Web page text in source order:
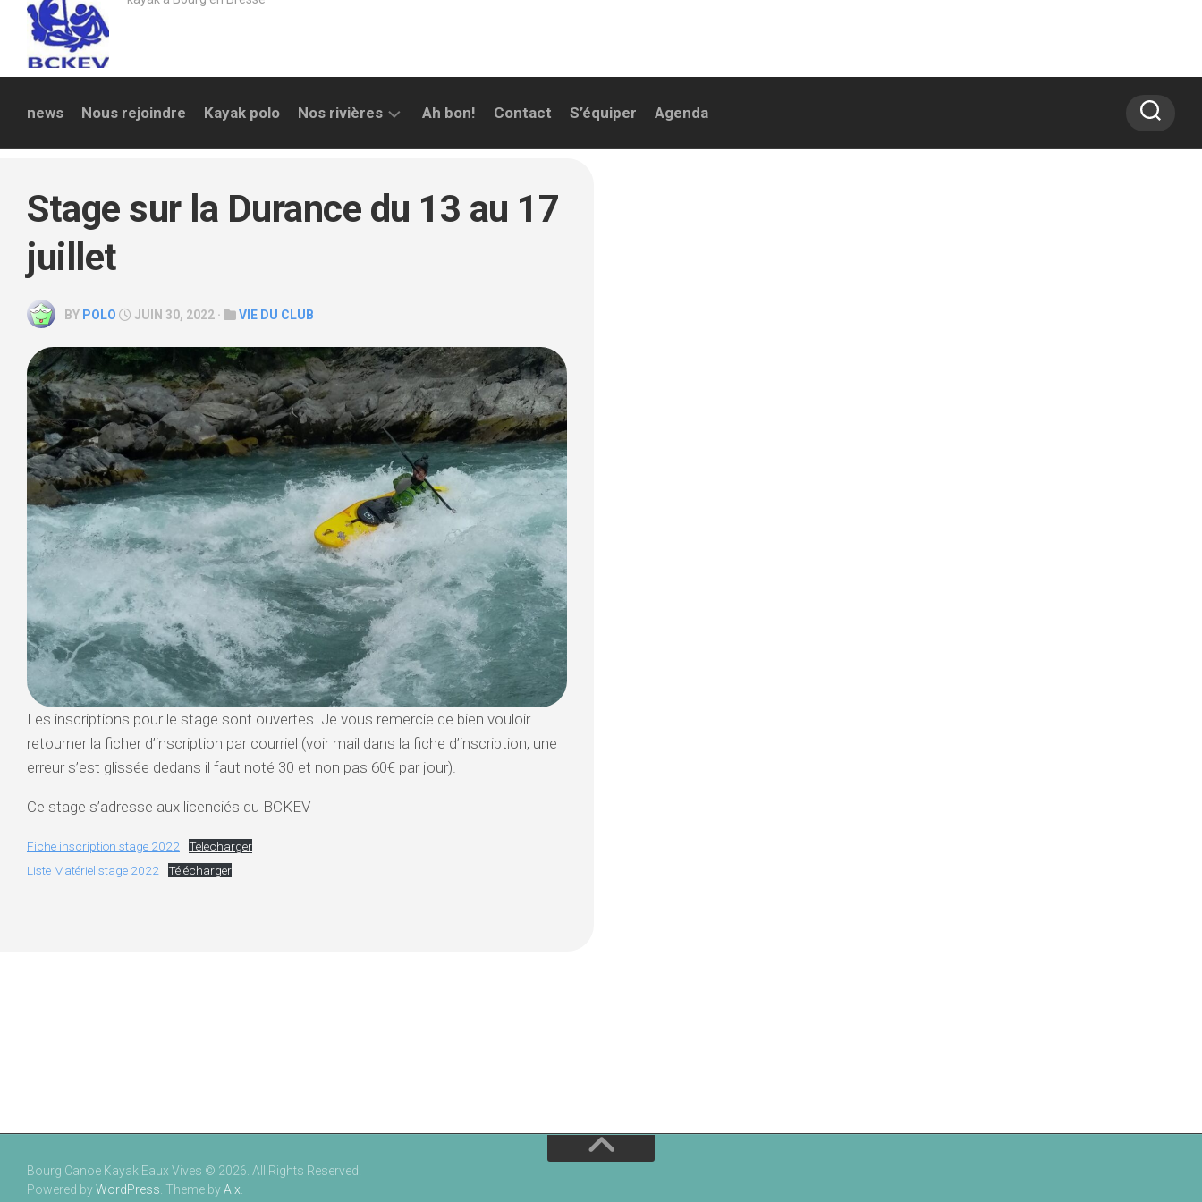
news Nous rejoindre Kayak polo Nos rivières
SURAN
ALBARINE
SEMINE
VALSERINE
BIENNE
HAUTES
ALPES
–
STAGE
D’ÉTÉ
Ah bon! Contact S’équiper Agenda
Stage sur la Durance du 13 au 17
juillet
BY POLO JUIN 30, 2022 · VIE DU CLUB
Les inscriptions pour le stage sont ouvertes. Je vous remercie de bien vouloir
retourner la ficher d’inscription par courriel (voir mail dans la fiche d’inscription, une
erreur s’est glissée dedans il faut noté 30 et non pas 60€ par jour).
Ce stage s’adresse aux licenciés du BCKEV
Fiche inscription stage 2022
Télécharger
Liste Matériel stage 2022
Télécharger
Bourg Canoe Kayak Eaux Vives © 2026. All Rights Reserved.
Powered byWordPress . Theme byAlx